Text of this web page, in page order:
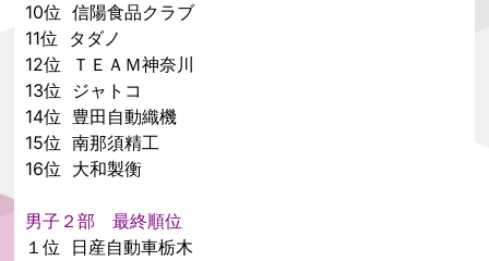
10位 信陽食品クラブ
11位 タダノ
12位 ＴＥＡＭ神奈川
13位 ジャトコ
14位 豊田自動織機
15位 南那須精工
16位 大和製衡
男子２部 最終順位
１位 日産自動車栃木